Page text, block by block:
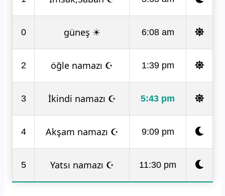
0 güneş ☀ 6:08 am
2 öğle namazı ☪ 1:39 pm
3 İkindi namazı ☪ 5:43 pm
4 Akşam namazı ☪ 9:09 pm
5 Yatsı namazı ☪ 11:30 pm